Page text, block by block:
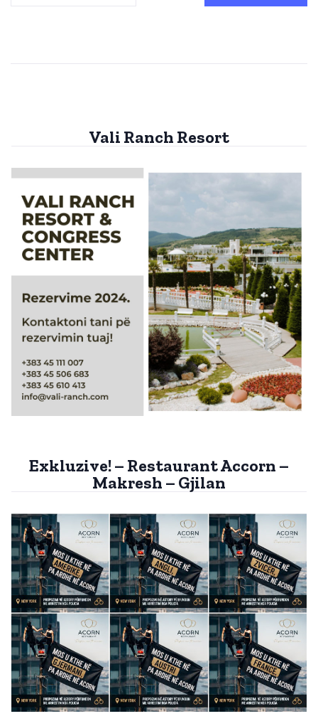
Vali Ranch Resort
Exkluzive! – Restaurant Accorn –
Makresh – Gjilan